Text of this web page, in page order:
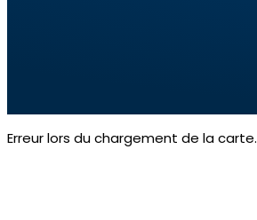
Erreur lors du chargement de la carte.